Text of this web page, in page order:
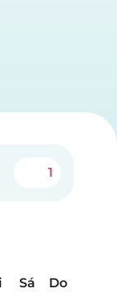
1
Sá
Do